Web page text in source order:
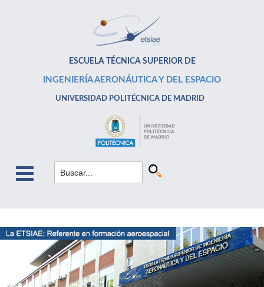
ESCUELA TÉCNICA SUPERIOR DE
INGENIERÍA AERONÁUTICA Y DEL ESPACIO
UNIVERSIDAD POLITÉCNICA DE MADRID